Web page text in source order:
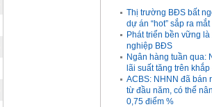
Thị trường BĐS bất
dự án “hot” sắp ra mắt
Phát triển bền vững
nghiệp BĐS
Ngân hàng tuần qua:
lãi suất tăng trên
ACBS: NHNN đã bán
từ đầu năm, có thể
0,75 điểm %